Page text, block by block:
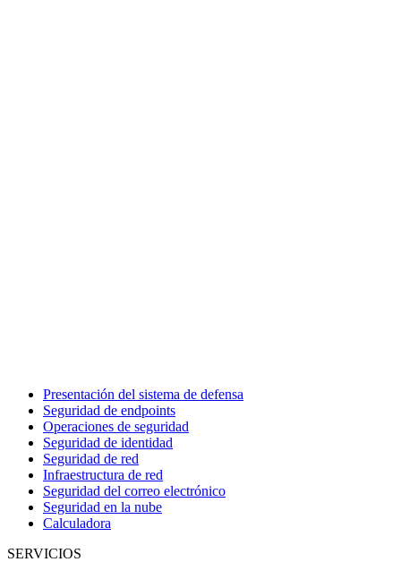
Presentación del sistema de defensa
Seguridad de endpoints
Operaciones de seguridad
Seguridad de identidad
Seguridad de red
Infraestructura de red
Seguridad del correo electrónico
Seguridad en la nube
Calculadora
SERVICIOS